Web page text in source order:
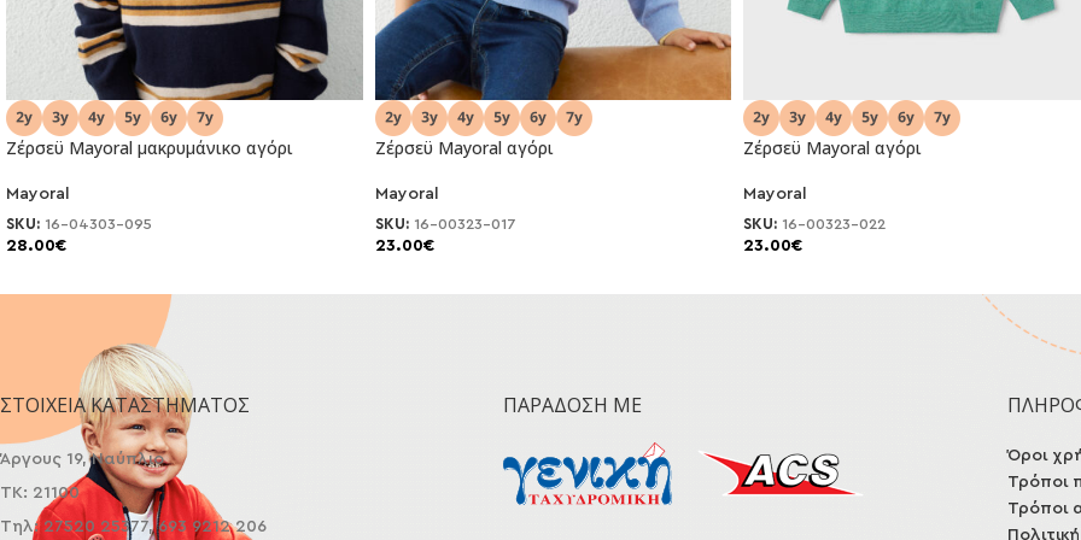
NEO
Ζέρσεϋ Mayoral μακρυμάνικο αγόρι
Mayoral
SKU: 16-04303-095
28.00€
NEO
Ζέρσεϋ Mayoral αγόρι
Mayoral
SKU: 16-00323-017
23.00€
NEO
Ζέρσεϋ Mayoral αγόρι
Mayoral
SKU: 16-00323-022
23.00€
ΣΤΟΙΧΕΊΑ ΚΑΤΑΣΤΉΜΑΤΟΣ
Άργους 19, Ναύπλιο
ΤΚ: 21100
Τηλ: 27520 25377, 693 9212 206
ΠΑΡΆΔΟΣΗ ΜΕ
Όροι
Τρόποι
Τρόποι